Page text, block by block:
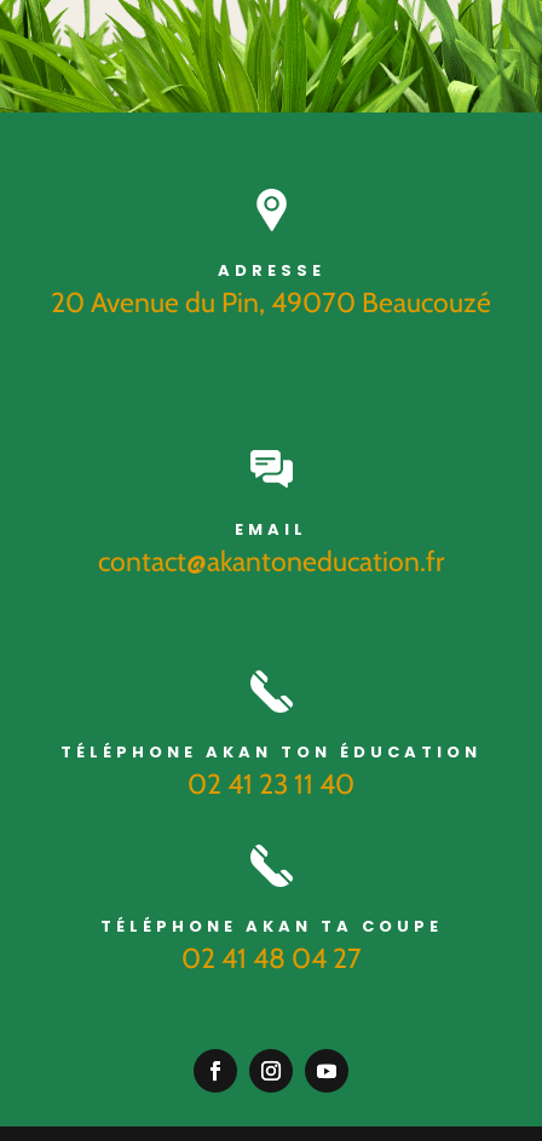
ADRESSE
20 Avenue du Pin, 49070 Beaucouzé
EMAIL
contact@akantoneducation.fr
TÉLÉPHONE AKAN TON ÉDUCATION
02 41 23 11 40
TÉLÉPHONE AKAN TA COUPE
02 41 48 04 27